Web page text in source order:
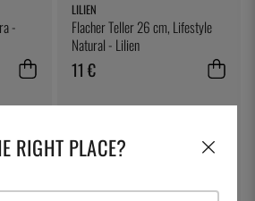
-
LILIEN
Flacher Teller 26 cm, Lifestyle
Natural - Lilien
11 €
RIGHT PLACE?